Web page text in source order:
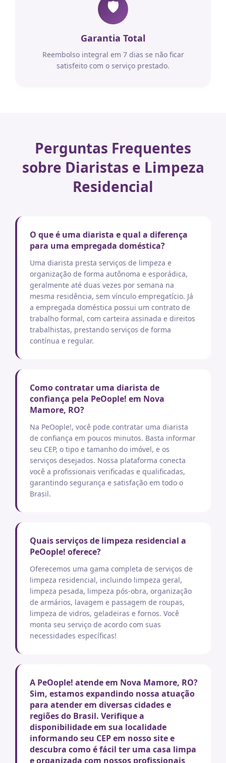
🛡️
Garantia Total
Reembolso integral em 7 dias se não ficar
satisfeito com o serviço prestado.
Perguntas Frequentes
sobre Diaristas e Limpeza
Residencial
O que é uma diarista e qual a diferença
para uma empregada doméstica?
Uma diarista presta serviços de limpeza e
organização de forma autônoma e esporádica,
geralmente até duas vezes por semana na
mesma residência, sem vínculo empregatício. Já
a empregada doméstica possui um contrato de
trabalho formal, com carteira assinada e direitos
trabalhistas, prestando serviços de forma
contínua e regular.
Como contratar uma diarista de
confiança pela PeOople! em Nova
Mamore, RO?
Na PeOople!, você pode contratar uma diarista
de confiança em poucos minutos. Basta informar
seu CEP, o tipo e tamanho do imóvel, e os
serviços desejados. Nossa plataforma conecta
você a profissionais verificadas e qualificadas,
garantindo segurança e satisfação em todo o
Brasil.
Quais serviços de limpeza residencial a
PeOople! oferece?
Oferecemos uma gama completa de serviços de
limpeza residencial, incluindo limpeza geral,
limpeza pesada, limpeza pós-obra, organização
de armários, lavagem e passagem de roupas,
limpeza de vidros, geladeiras e fornos. Você
monta seu serviço de acordo com suas
necessidades específicas!
A PeOople! atende em Nova Mamore, RO?
Sim, estamos expandindo nossa atuação
para atender em diversas cidades e
regiões do Brasil. Verifique a
disponibilidade em sua localidade
informando seu CEP em nosso site e
descubra como é fácil ter uma casa limpa
e organizada com nossos profissionais